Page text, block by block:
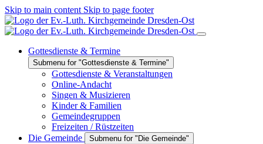
Skip to main content Skip to page footer
Gottesdienste & Termine
Submenu for "Gottesdienste & Termine"
Gottesdienste & Veranstaltungen
Online-Andacht
Singen & Musizieren
Kinder & Familien
Gemeindegruppen
Freizeiten / Rüstzeiten
Die Gemeinde
Submenu for "Die Gemeinde"